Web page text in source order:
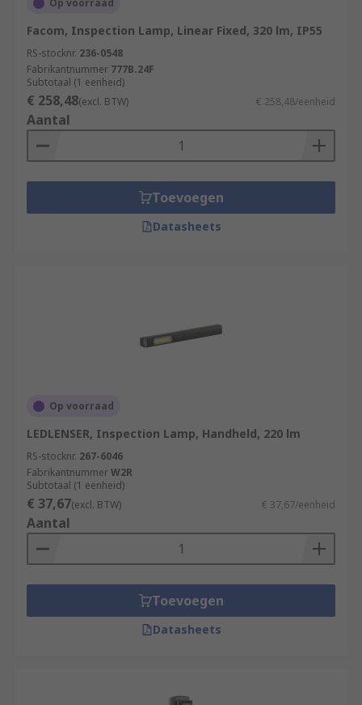
Op voorraad
Facom, Inspection Lamp, Linear Fixed, 320 lm, IP55
RS-stocknr. 236-0548
Fabrikantnummer 777B.24F
Subtotaal (1 eenheid)
€ 258,48(excl. BTW) € 258,48/eenheid
Aantal
Toevoegen
Datasheets
Op voorraad
LEDLENSER, Inspection Lamp, Handheld, 220 lm
RS-stocknr. 267-6046
FabrikantnummerW2R
Subtotaal (1 eenheid)
€ 37,67(excl. BTW) € 37,67/eenheid
Aantal
Toevoegen
Datasheets